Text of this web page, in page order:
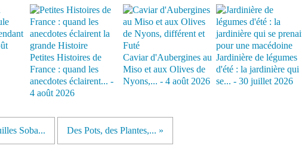
Petites Histoires de
France : quand les
anecdotes éclairent... -
4 août 2026
Caviar d'Aubergines au
Miso et aux Olives de
Nyons,... - 4 août 2026
Jardinière de légumes
d'été : la jardinière qui
se... - 30 juillet 2026
Soba... Des Pots, des Plantes,... »